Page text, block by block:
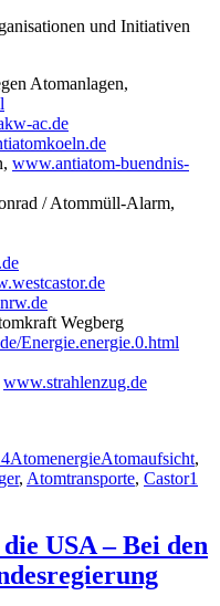
und Initiativen
Atomanlagen,
ac.de
www.antiatom-buendnis-
/ Atommüll-Alarm,
Wegberg
Energie.energie.0.html
www.strahlenzug.de
AtomenergieAtomaufsicht,
, Atomtransporte, Castor1
USA – Bei den